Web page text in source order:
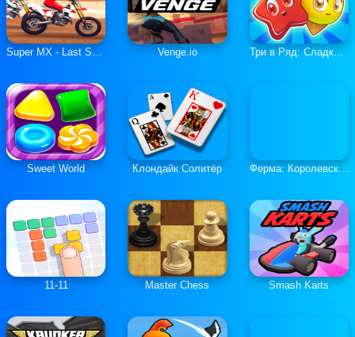
Super MX - Last Season Venge.io Три в Ряд: Сладкие Загадки
Sweet World Клондайк Солитёр Ферма: Королевская История
11-11 Master Chess Smash Karts